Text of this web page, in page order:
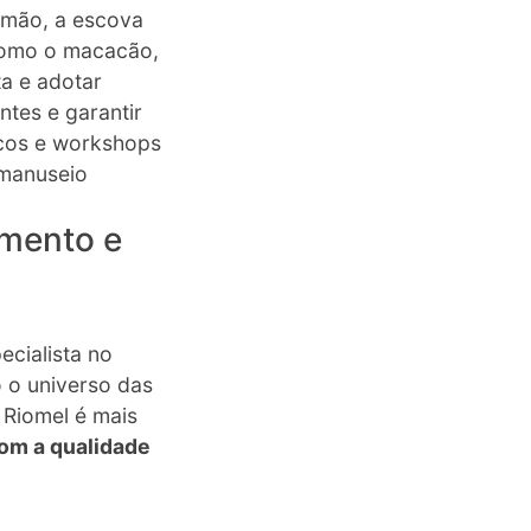
a escova
o macacão,
e adotar
e garantir
e workshops
e
no
o universo das
é mais
a qualidade